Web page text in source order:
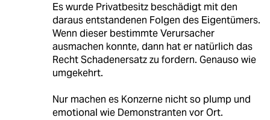
Es wurde Privatbesitz beschädigt mit den
daraus entstandenen Folgen des Eigentümers.
Wenn dieser bestimmte Verursacher
ausmachen konnte, dann hat er natürlich das
Recht Schadenersatz zu fordern. Genauso wie
umgekehrt.
Nur machen es Konzerne nicht so plump und
emotional wie Demonstranten vor Ort.